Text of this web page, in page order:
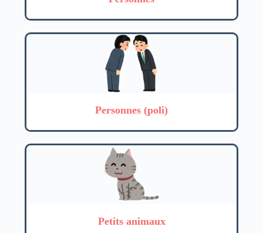
Personnes (poli)
Petits animaux